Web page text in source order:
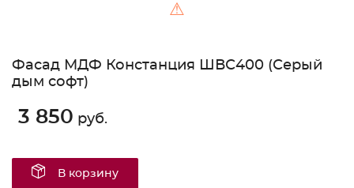
⚠
Фасад МДФ Констанция ШВС400 (Серый
дым софт)
3 850 руб.
В корзину